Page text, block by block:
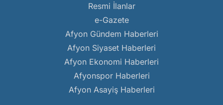
Resmi İlanlar
e-Gazete
Afyon Gündem Haberleri
Afyon Siyaset Haberleri
Afyon Ekonomi Haberleri
Afyonspor Haberleri
Afyon Asayiş Haberleri